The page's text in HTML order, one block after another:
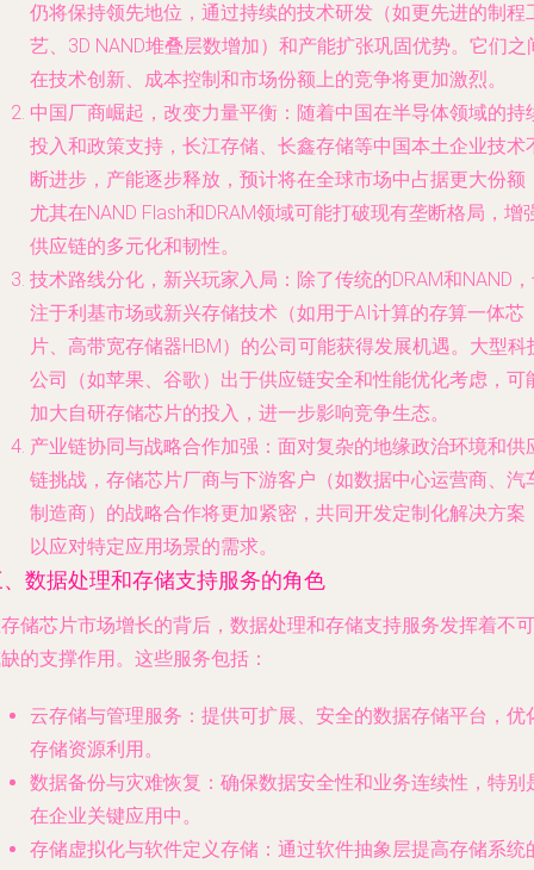
仍将保持领先地位，通过持续的技术研发（如更先进的制程
艺、3D NAND堆叠层数增加）和产能扩张巩固优势。它们之
在技术创新、成本控制和市场份额上的竞争将更加激烈。
中国厂商崛起，改变力量平衡 ：随着中国在半导体领域的持
投入和政策支持，长江存储、长鑫存储等中国本土企业技术
断进步，产能逐步释放，预计将在全球市场中占据更大份额
尤其在NAND Flash和DRAM领域可能打破现有垄断格局，增
供应链的多元化和韧性。
技术路线分化，新兴玩家入局 ：除了传统的DRAM和NAND
注于利基市场或新兴存储技术（如用于AI计算的存算一体芯
片、高带宽存储器HBM）的公司可能获得发展机遇。大型科
公司（如苹果、谷歌）出于供应链安全和性能优化考虑，可
加大自研存储芯片的投入，进一步影响竞争生态。
产业链协同与战略合作加强 ：面对复杂的地缘政治环境和供
链挑战，存储芯片厂商与下游客户（如数据中心运营商、汽
制造商）的战略合作将更加紧密，共同开发定制化解决方案
以应对特定应用场景的需求。
数据处理和存储支持服务的角色
储芯片市场增长的背后， 数据处理和存储支持服务发挥着不可
的支撑作用。这些服务包括：
云存储与管理服务 ：提供可扩展、安全的数据存储平台，优
存储资源利用。
数据备份与灾难恢复 ：确保数据安全性和业务连续性，特别
在企业关键应用中。
存储虚拟化与软件定义存储 ：通过软件抽象层提高存储系统